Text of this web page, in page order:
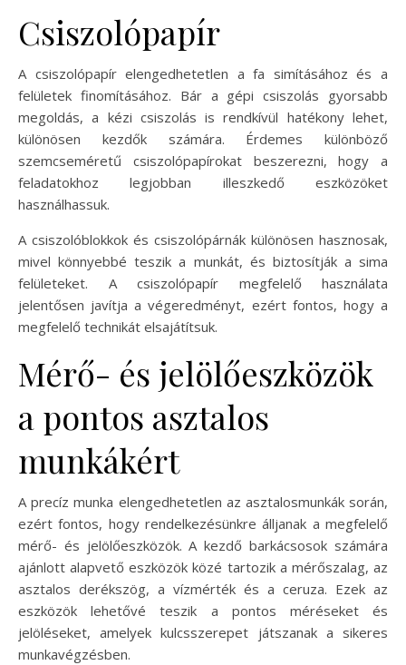
Csiszolópapír
A csiszolópapír elengedhetetlen a fa simításához és a
felületek finomításához. Bár a gépi csiszolás gyorsabb
megoldás, a kézi csiszolás is rendkívül hatékony lehet,
különösen kezdők számára. Érdemes különböző
szemcseméretű csiszolópapírokat beszerezni, hogy a
feladatokhoz legjobban illeszkedő eszközöket
használhassuk.
A csiszolóblokkok és csiszolópárnák különösen hasznosak,
mivel könnyebbé teszik a munkát, és biztosítják a sima
felületeket. A csiszolópapír megfelelő használata
jelentősen javítja a végeredményt, ezért fontos, hogy a
megfelelő technikát elsajátítsuk.
Mérő- és jelölőeszközök
a pontos asztalos
munkákért
A precíz munka elengedhetetlen az asztalosmunkák során,
ezért fontos, hogy rendelkezésünkre álljanak a megfelelő
mérő- és jelölőeszközök. A kezdő barkácsosok számára
ajánlott alapvető eszközök közé tartozik a mérőszalag, az
asztalos derékszög, a vízmérték és a ceruza. Ezek az
eszközök lehetővé teszik a pontos méréseket és
jelöléseket, amelyek kulcsszerepet játszanak a sikeres
munkavégzésben.